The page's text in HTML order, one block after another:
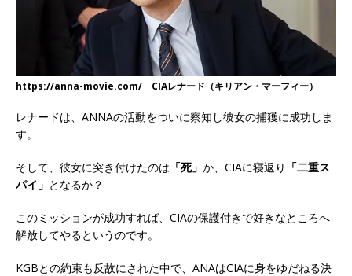
https://anna-movie.com/ CIAレナード（キリアン・マーフィー）
レナードは、ANNAの活動をついに察知し彼女の捕獲に成功しま
す。
そして、彼女に突き付けたのは 「死」 か、CIAに寝返り 「二重ス
パイ」 となるか？
このミッションが成功すれば、CIAの保護付きで好きなところへ
解放してやるというのです。
KGBとの約束も反故にされた中で、ANAはCIAに身をゆだねる決